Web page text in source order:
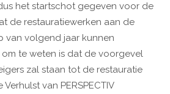
het startschot gegeven voor de
de restauratiewerken aan de
van volgend jaar kunnen
om te weten is dat de voorgevel
zal staan tot de restauratie
van PERSPECTIV